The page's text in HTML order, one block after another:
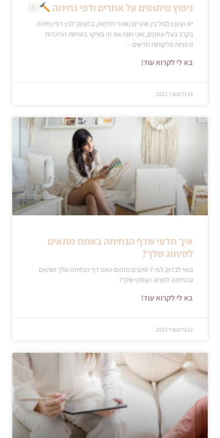
ניפוץ מיתוסים על אתרים ודפי נחיתה ￼
יש המון בלבול בין אתרים (אתרי תדמית, בלוגים) לבין דפי נחיתה
בקרב בעלי עסקים, ואני חווה את זה בעיקר בשיחות ההיכרות
ובפניות מלקוחות חדשים –
בא לי לקרוא עוד!
14 בדצמבר 2022
איך תדעי שדף הנחיתה באמת מתאים
למיתוג שלך?
בואי לבדוק לפי 7 סימנים מזהים האם דף הנחיתה שלך מותאם
ובהלימה למיתוג העסקי שלך?
בא לי לקרוא עוד!
12 בדצמבר 2022